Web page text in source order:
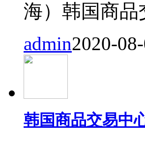
海）韩国商品
admin2020-
韩国商品交易中